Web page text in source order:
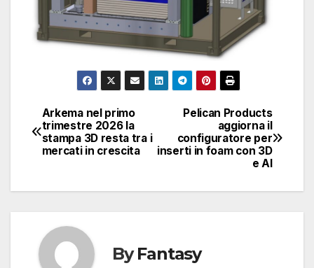
Navigazione
articoli
Pelican Products
aggiorna il
configuratore per
inserti in foam con 3D
e AI
Arkema nel primo
trimestre 2026 la
stampa 3D resta tra i
mercati in crescita
ByFantasy